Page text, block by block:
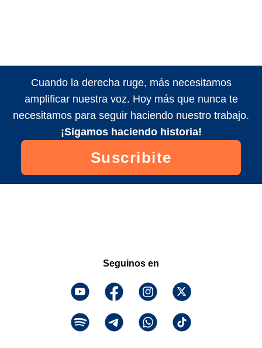
Cuando la derecha ruge, más necesitamos
amplificar nuestra voz. Hoy más que nunca te
necesitamos para seguir haciendo nuestro trabajo.
¡Sigamos haciendo historia!
Suscribite
Seguinos en